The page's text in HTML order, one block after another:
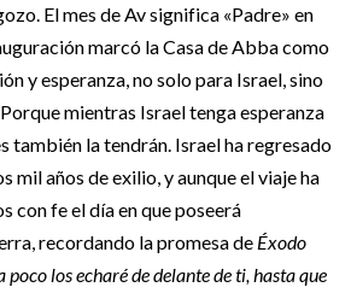
El mes de Av significa «Padre» en
marcó la Casa de Abba como
y esperanza, no solo para Israel, sino
mientras Israel tenga esperanza
también la tendrán. Israel ha regresado
mil años de exilio, y aunque el viaje ha
con fe el día en que poseerá
recordando la promesa de Éxodo
poco los echaré de delante de ti, hasta que